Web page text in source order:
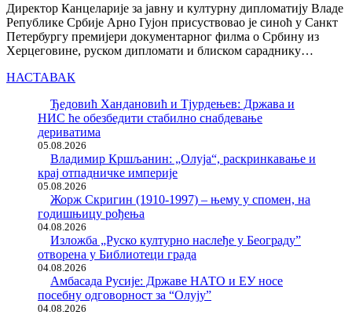
Директор Канцеларије за јавну и културну дипломатију Владе
Републике Србије Арно Гујон присуствовао је синоћ у Санкт
Петербургу премијери документарног филма о Србину из
Херцеговине, руском дипломати и блиском сараднику…
НАСТАВАК
Ђедовић Хандановић и Тјурдењев: Држава и
НИС ће обезбедити стабилно снабдевање
дериватима
05.08.2026
Владимир Кршљанин: „Олуја“, раскринкавање и
крај отпадничке империје
05.08.2026
Жорж Скригин (1910-1997) – њему у спомен, на
годишњицу рођења
04.08.2026
Изложба „Руско културно наслеђе у Београду”
отворена у Библиотеци града
04.08.2026
Амбасада Русије: Државе НАТО и ЕУ носе
посебну одговорност за “Олују”
04.08.2026